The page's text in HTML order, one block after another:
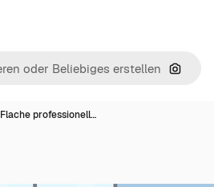
Nach
Flache professionell…